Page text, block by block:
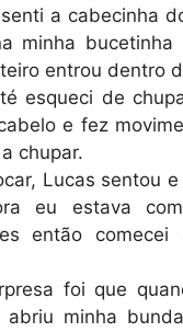
a cabecinha
minha bucetinha
entrou dentro
esqueci de
e fez
chupar.
Lucas sentou
eu estava
então comecei
foi que
minha